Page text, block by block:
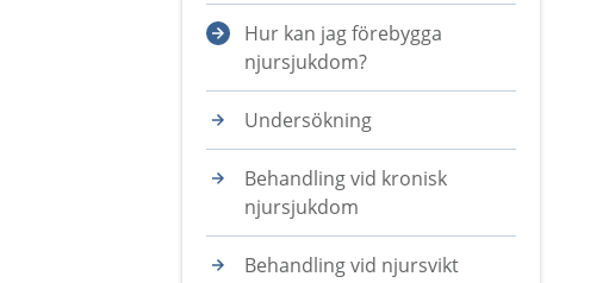
Hur kan jag förebygga
njursjukdom?
Undersökning
Behandling vid kronisk
njursjukdom
Behandling vid njursvikt